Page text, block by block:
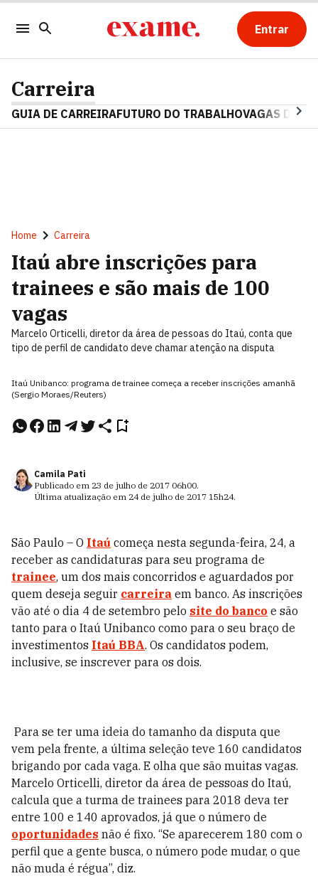
Entrar
Carreira
GUIA DE CARREIRAFUTURO DO TRABALHOVAGAS DE
Home Carreira
Itaú abre inscrições para
trainees e são mais de 100
vagas
Marcelo Orticelli, diretor da área de pessoas do Itaú, conta que
tipo de perfil de candidato deve chamar atenção na disputa
Itaú Unibanco: programa de trainee começa a receber inscrições amanhã
(Sergio Moraes/Reuters)
Camila Pati
Publicado em 23 de julho de 2017 06h00.
Última atualização em 24 de julho de 2017 15h24.
São Paulo – O Itaú começa nesta segunda-feira, 24, a
receber as candidaturas para seu programa de
trainee, um dos mais concorridos e aguardados por
quem deseja seguir carreira em banco. As inscrições
vão até o dia 4 de setembro pelo site do banco e são
tanto para o Itaú Unibanco como para o seu braço de
investimentos Itaú BBA. Os candidatos podem,
inclusive, se inscrever para os dois.
Para se ter uma ideia do tamanho da disputa que
vem pela frente, a última seleção teve 160 candidatos
brigando por cada vaga. E olha que são muitas vagas.
Marcelo Orticelli, diretor da área de pessoas do Itaú,
calcula que a turma de trainees para 2018 deva ter
entre 100 e 140 aprovados, já que o número de
oportunidades não é fixo. “Se aparecerem 180 com o
perfil que a gente busca, o número pode mudar, o que
não muda é régua”, diz.